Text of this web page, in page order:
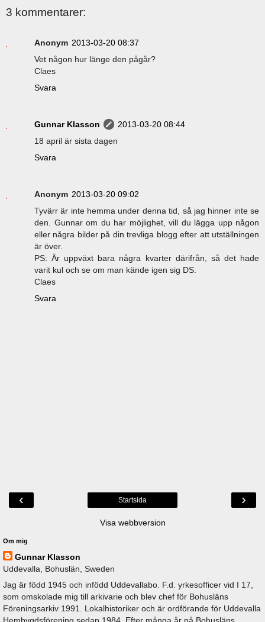
3 kommentarer:
Anonym 2013-03-20 08:37
Vet någon hur länge den pågår?
Claes
Svara
Gunnar Klasson
2013-03-20 08:44
18 april är sista dagen
Svara
Anonym 2013-03-20 09:02
Tyvärr är inte hemma under denna tid, så jag hinner inte se
den. Gunnar om du har möjlighet, vill du lägga upp någon
eller några bilder på din trevliga blogg efter att utställningen
är över.
PS: Är uppväxt bara några kvarter därifrån, så det hade
varit kul och se om man kände igen sig DS.
Claes
Svara
‹ ›
Startsida
Visa webbversion
Om mig
Gunnar Klasson
Uddevalla, Bohuslän, Sweden
Jag är född 1945 och infödd Uddevallabo. F.d. yrkesofficer vid I 17,
som omskolade mig till arkivarie och blev chef för Bohusläns
Föreningsarkiv 1991. Lokalhistoriker och är ordförande för Uddevalla